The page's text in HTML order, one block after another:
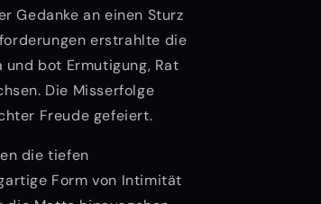
Gedanke an einen Sturz
erstrahlte die
bot Ermutigung, Rat
Die Misserfolge
Freude gefeiert.
die tiefen
Form von Intimität